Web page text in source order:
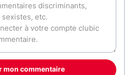
mon commentaire